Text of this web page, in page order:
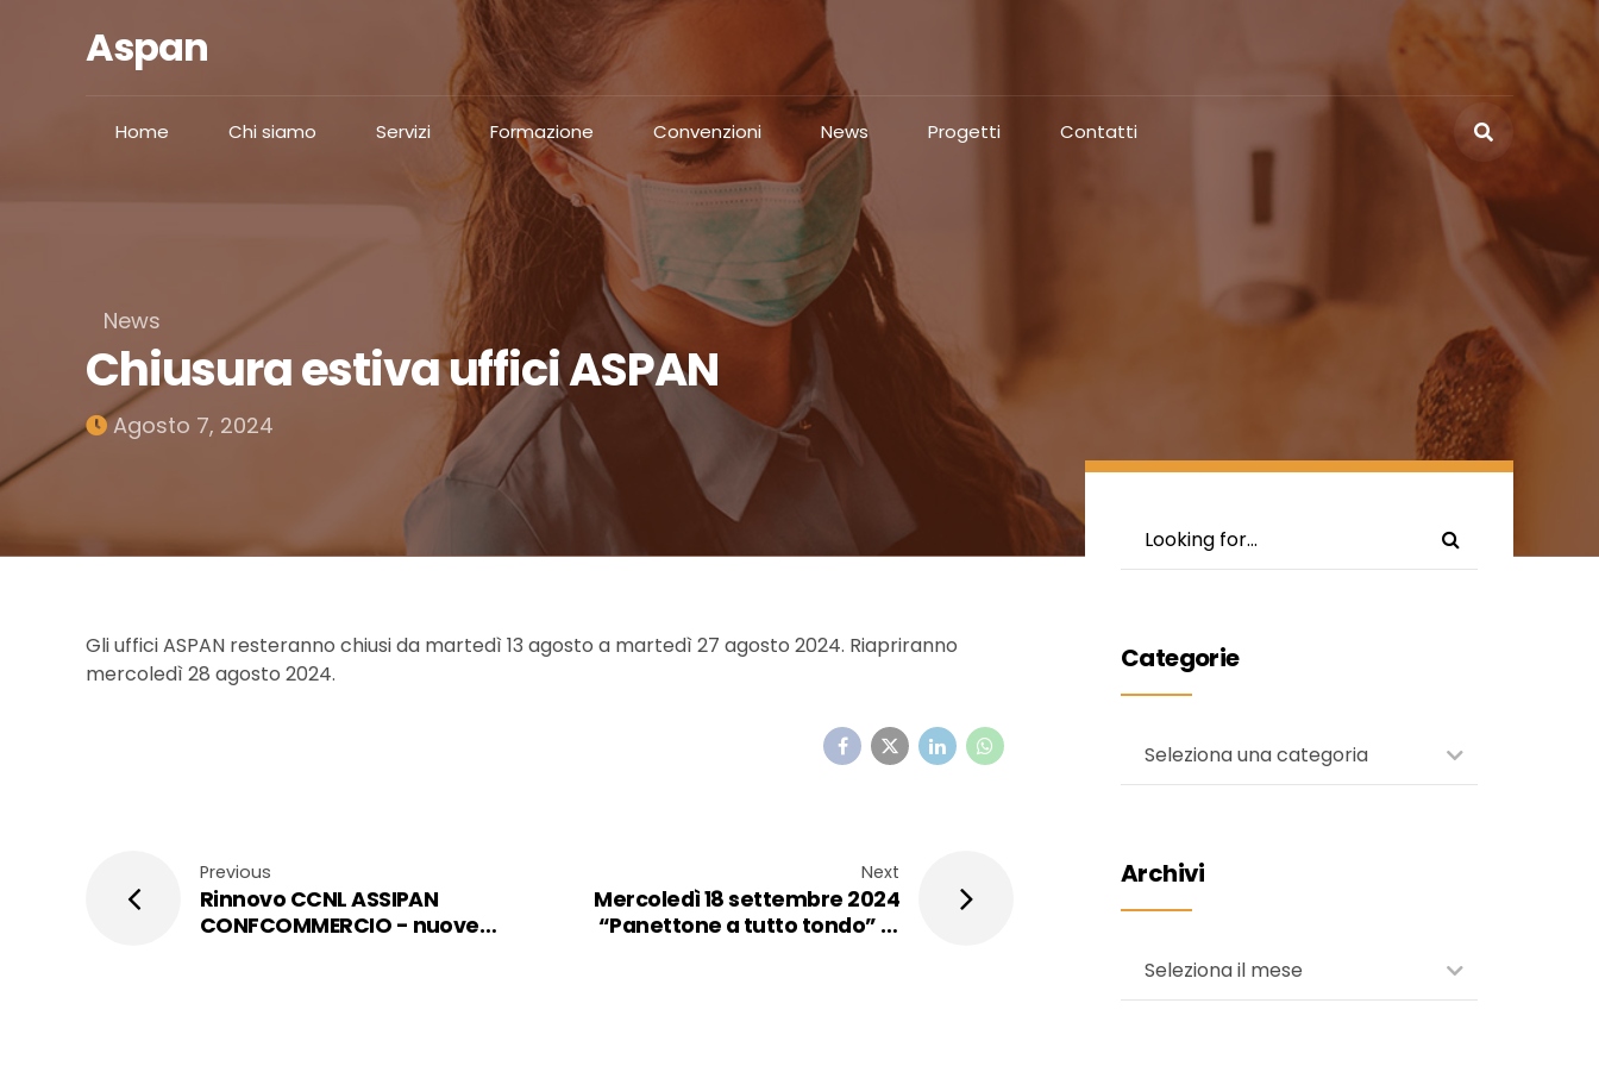
Aspan
Home Chi siamo Servizi Formazione Convenzioni News Progetti Contatti
News
Chiusura estiva uffici ASPAN
Agosto 7, 2024
Gli uffici ASPAN resteranno chiusi da martedì 13 agosto a martedì 27 agosto 2024. Riapriranno
mercoledì 28 agosto 2024.
Previous
Rinnovo CCNL ASSIPAN
CONFCOMMERCIO - nuove
Next
Mercoledì 18 settembre 2024
“Panettone a tutto tondo” in
Categorie
Seleziona una categoria
Archivi
Seleziona il mese